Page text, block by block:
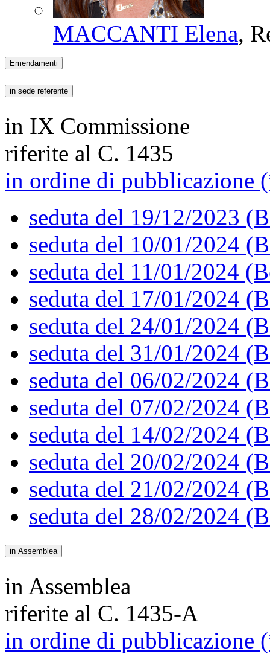
MACCANTI Elena,
Emendamenti
in sede referente
in IX Commissione
riferite al C. 1435
in ordine di pubblicazione
seduta del 19/12/2023
seduta del 10/01/2024
seduta del 11/01/2024
seduta del 17/01/2024
seduta del 24/01/2024
seduta del 31/01/2024
seduta del 06/02/2024
seduta del 07/02/2024
seduta del 14/02/2024
seduta del 20/02/2024
seduta del 21/02/2024
seduta del 28/02/2024
in Assemblea
in Assemblea
riferite al C. 1435-A
in ordine di pubblicazione